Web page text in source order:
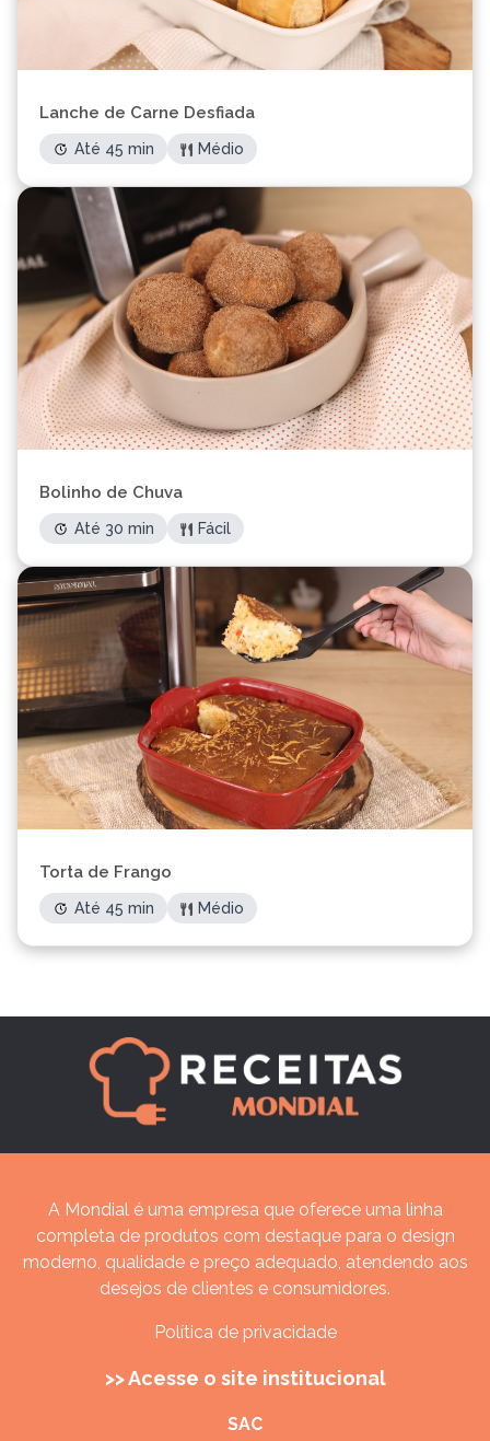
Lanche de Carne Desfiada
Até 45 min Médio
Bolinho de Chuva
Até 30 min Fácil
Torta de Frango
Até 45 min Médio
A Mondial é uma empresa que oferece uma linha
completa de produtos com destaque para o design
moderno, qualidade e preço adequado, atendendo aos
desejos de clientes e consumidores.
Política de privacidade
>> Acesse o site institucional
SAC